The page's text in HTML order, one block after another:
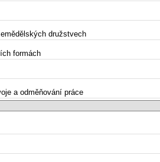
družstvech
formách
a odměňování práce